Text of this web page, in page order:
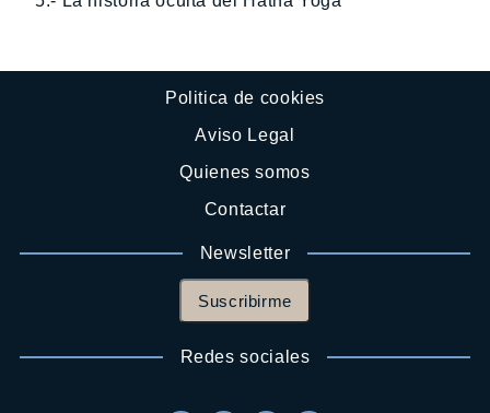
Politica de cookies
Aviso Legal
Quienes somos
Contactar
Newsletter
Suscribirme
Redes sociales